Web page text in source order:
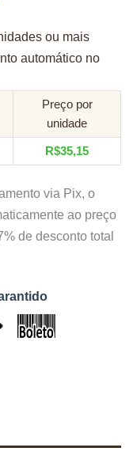
ou mais
automático no
Preço por
unidade
R$35,15
via Pix, o
ao preço
de desconto total